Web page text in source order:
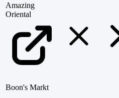
Amazing
Oriental
Boon's Markt